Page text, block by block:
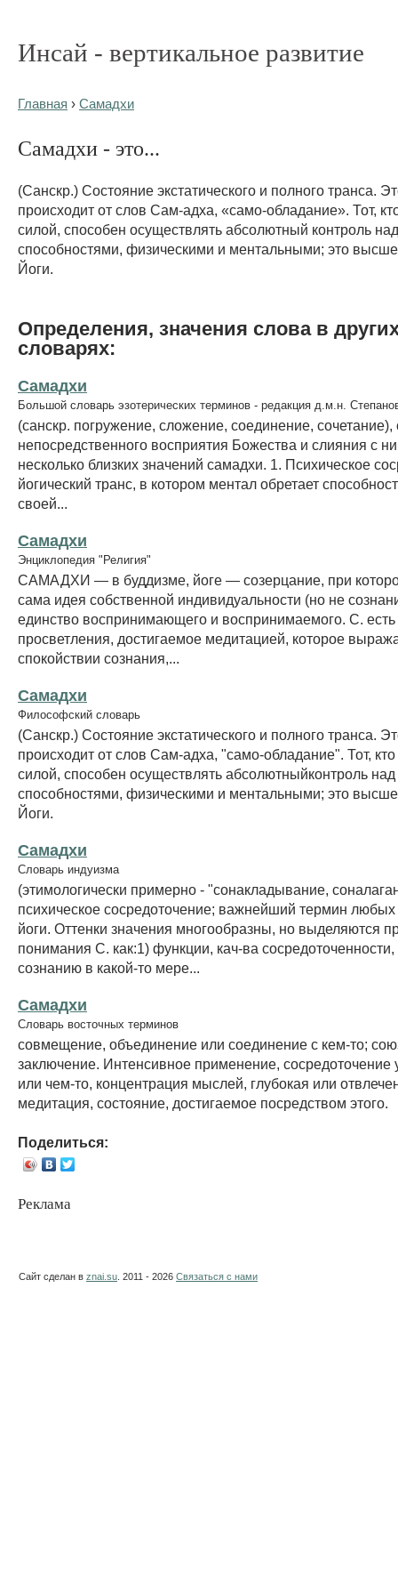
Инсай - вертикальное развитие
Главная › Самадхи
Самадхи - это...
(Санскр.) Состояние экстатического и полного транса.
происходит от слов Сам-адха, «само-обладание». Тот,
силой, способен осуществлять абсолютный контроль
способностями, физическими и ментальными; это
Йоги.
Определения, значения слова в
словарях:
Самадхи
Большой словарь эзотерических терминов - редакция д.м.н.
(санскр. погружение, сложение, соединение, сочетание),
непосредственного восприятия Божества и слияния с
несколько близких значений самадхи. 1. Психическое
йогический транс, в котором ментал обретает
своей...
Самадхи
Энциклопедия "Религия"
САМАДХИ — в буддизме, йоге — созерцание, при
сама идея собственной индивидуальности (но не
единство воспринимающего и воспринимаемого. С. есть
просветления, достигаемое медитацией, которое
спокойствии сознания,...
Самадхи
Философский словарь
(Санскр.) Состояние экстатического и полного транса.
происходит от слов Сам-адха, "само-обладание". Тот, кто
силой, способен осуществлять абсолютныйконтроль
способностями, физическими и ментальными; это
Йоги.
Самадхи
Словарь индуизма
(этимологически примерно - "сонакладывание,
психическое сосредоточение; важнейший термин
йоги. Оттенки значения многообразны, но выделяются
понимания С. как:1) функции, кач-ва
сознанию в какой-то мере...
Самадхи
Словарь восточных терминов
совмещение, объединение или соединение с кем-то;
заключение. Интенсивное применение, сосредоточение
или чем-то, концентрация мыслей, глубокая или
медитация, состояние, достигаемое посредством этого.
Поделиться:
Реклама
Сайт сделан в znai.su . 2011 - 2026 Связаться с нами